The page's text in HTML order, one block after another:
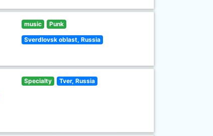
music Punk
Sverdlovsk oblast, Russia
Specialty Tver, Russia